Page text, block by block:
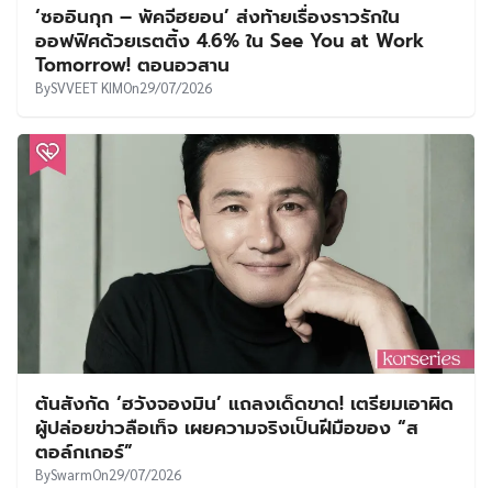
‘ซออินกุก – พัคจีฮยอน’ ส่งท้ายเรื่องราวรักใน
ออฟฟิศด้วยเรตติ้ง 4.6% ใน See You at Work
Tomorrow! ตอนอวสาน
BySVVEET KIMOn29/07/2026
ต้นสังกัด ‘ฮวังจองมิน’ แถลงเด็ดขาด! เตรียมเอาผิด
ผู้ปล่อยข่าวลือเท็จ เผยความจริงเป็นฝีมือของ “ส
ตอล์กเกอร์”
BySwarmOn29/07/2026